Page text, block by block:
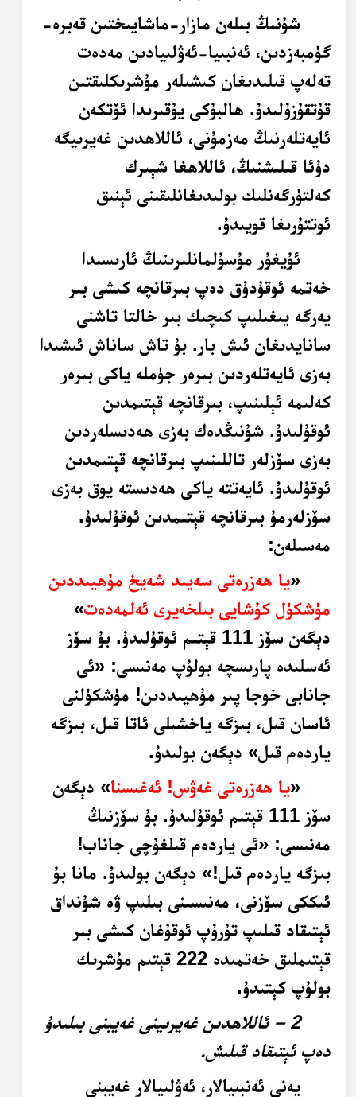
شۇنىڭ بىلەن مازار-ماشايىختىن قەبرە-
گۈمبەزدىن، ئەنبىيا-ئەۋلىيادىن مەدەت
تەلەپ قىلىدىغان كىشىلەر مۇشرىكلىقتىن
قۇتقۇزۇلىدۇ. ھالبۇكى يۇقىرىدا ئۆتكەن
ئايەتلەرنىڭ مەزمۇنى، ئاللاھدىن غەيرىيگە
دۇئا قىلىشنىڭ، ئاللاھغا شېىرك
كەلتۈرگەنلىك بولىدىغانلىقىنى ئېنىق
ئوتتۇرىغا قويىدۇ.
ئۇيغۇر مۇسۇلمانلىرىنىڭ ئارىسىدا
خەتمە ئوقۇدۇق دەپ بىرقانچە كىشى بىر
يەرگە يىغىلىپ كىچىك بىر خالتا تاشنى
سانايدىغان ئىش بار. بۇ تاش ساناش ئىشىدا
بەزى ئايەتلەردىن بىرەر جۈملە ياكى بىرەر
كەلىمە ئېلىنىپ، بىرقانچە قېتىمدىن
ئوقۇلىدۇ. شۇنىڭدەك بەزى ھەدىسلەردىن
بەزى سۆزلەر تاللىنىپ بىرقانچە قېتىمدىن
ئوقۇلىدۇ. ئايەتتە ياكى ھەدىستە يوق بەزى
سۆزلەرمۇ بىرقانچە قېتىمدىن ئوقۇلىدۇ.
مەسىلەن:
«يا ھەزرەتى سەيىد شەيخ مۇھيىددىن
مۈشكۈل كۇشايى بىلخەيرى ئەلمەدەت»
دېگەن سۆز 111 قېتىم ئوقۇلىدۇ. بۇ سۆز
ئەسلىدە پارىسچە بولۇپ مەنىسى: «ئى
جانابى خوجا پىر مۇھيىددىن! مۈشكۈلنى
ئاسان قىل، بىزگە ياخشىلى ئاتا قىل، بىزگە
ياردەم قىل» دېگەن بولىدۇ.
«يا ھەزرەتى غەۋس! ئەغىسنا» دېگەن
سۆز 111 قېتىم ئوقۇلىدۇ. بۇ سۆزنىڭ
مەنىسى: «ئى ياردەم قىلغۇچى جاناب!
بىزگە ياردەم قىل!» دېگەن بولىدۇ. مانا بۇ
ئىككى سۆزنى، مەنىسىنى بىلىپ ۋە شۇنداق
ئېتىقاد قىلىپ تۇرۇپ ئوقۇغان كىشى بىر
قېتىملىق خەتمىدە 222 قېتىم مۇشرىك
بولۇپ كېتىدۇ.
2 – ئاللاھدىن غەيرىينى غەيبنى بىلىدۇ
دەپ ئېتىقاد قىلىش.
يەنى ئەنبىيالار، ئەۋلىيالار غەيبنى